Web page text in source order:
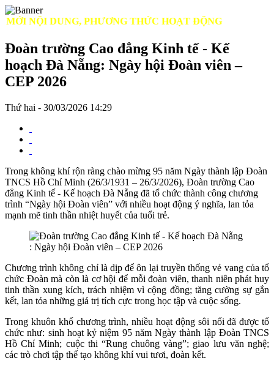
DUNG, PHƯƠNG THỨC HOẠT ĐỘNG
Đoàn trường Cao đẳng Kinh tế - Kế
hoạch Đà Nẵng​​​​​​​: Ngày hội Đoàn viên –
CEP 2026
Thứ hai - 30/03/2026 14:29
Trong không khí rộn ràng chào mừng 95 năm Ngày thành lập Đoàn
TNCS Hồ Chí Minh (26/3/1931 – 26/3/2026), Đoàn trường Cao
đẳng Kinh tế - Kế hoạch Đà Nẵng đã tổ chức thành công chương
trình “Ngày hội Đoàn viên” với nhiều hoạt động ý nghĩa, lan tỏa
mạnh mẽ tinh thần nhiệt huyết của tuổi trẻ.
Chương trình không chỉ là dịp để ôn lại truyền thống vẻ vang của tổ
chức Đoàn mà còn là cơ hội để mỗi đoàn viên, thanh niên phát huy
tinh thần xung kích, trách nhiệm vì cộng đồng; tăng cường sự gắn
kết, lan tỏa những giá trị tích cực trong học tập và cuộc sống.
Trong khuôn khổ chương trình, nhiều hoạt động sôi nổi đã được tổ
chức như: sinh hoạt kỷ niệm 95 năm Ngày thành lập Đoàn TNCS
Hồ Chí Minh; cuộc thi “Rung chuông vàng”; giao lưu văn nghệ;
các trò chơi tập thể tạo không khí vui tươi, đoàn kết.